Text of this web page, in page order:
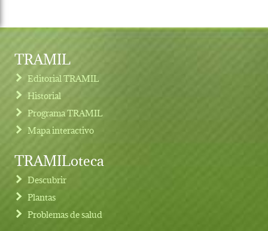
TRAMIL
Editorial TRAMIL
Historial
Programa TRAMIL
Mapa interactivo
TRAMILoteca
Descubrir
Plantas
Problemas de salud